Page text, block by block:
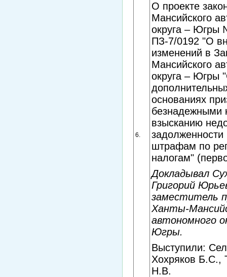
6.
О проекте
Мансийского
округа – Югры
ПЗ-7/0192 "О
изменений в
Мансийского
округа – Югры
основаниях
безнадежными
взысканию
штрафам по
налогам"
Докладывал
Григорий
заместитель
Ханты-
автономного
Югры.
Выступили:
Хохряков Б.С.,
Н.В.